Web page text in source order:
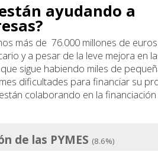
ayudando a
más de 76.000 millones de
y a pesar de la leve mejora en
sigue habiendo miles de
dificultades para financiar su
colaborando en la
de las PYMES (8.6%)